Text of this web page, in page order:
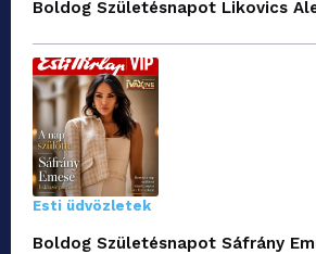
Boldog Születésnapot Likovics
Esti üdvözletek
Boldog Születésnapot Sáfrány